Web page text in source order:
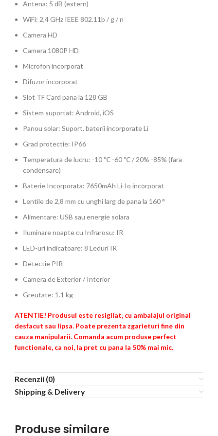
Antena: 5 dB (extern)
WiFi: 2,4 GHz IEEE 802.11b / g / n
Camera HD
Camera 1080P HD
Microfon incorporat
Difuzor incorporat
Slot TF Card pana la 128 GB
Sistem suportat: Android, iOS
Panou solar: Suport, baterii incorporate Li
Grad protectie: IP66
Temperatura de lucru: -10 ℃ -60 ℃ / 20% -85% (fara
condensare)
Baterie Incorporata: 7650mAh Li-Io incorporat
Lentile de 2,8 mm cu unghi larg de pana la 160 °
Alimentare: USB sau energie solara
Iluminare noapte cu Infrarosu: IR
LED-uri indicatoare: 8 Leduri IR
Detectie PIR
Camera de Exterior / Interior
Greutate: 1.1 kg
ATENTIE! Produsul este resigilat, cu ambalajul original
desfacut sau lipsa. Poate prezenta zgarieturi fine din
cauza manipularii. Comanda acum produse perfect
functionale, ca noi, la pret cu pana la 50% mai mic.
Recenzii (0)
Shipping & Delivery
Produse similare